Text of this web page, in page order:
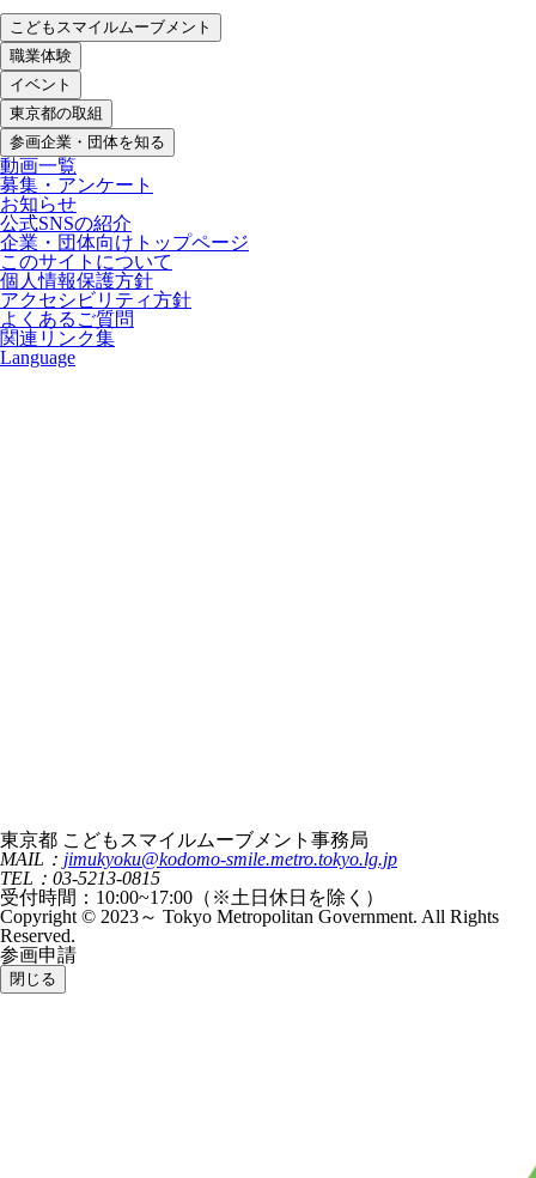
こどもスマイルムーブメント
職業体験
イベント
東京都の取組
参画企業・団体を知る
動画一覧
募集・アンケート
お知らせ
公式SNSの紹介
企業・団体向けトップページ
このサイトについて
個人情報保護方針
アクセシビリティ方針
よくあるご質問
関連リンク集
Language
東京都 こどもスマイルムーブメント事務局
MAIL： jimukyoku@kodomo-smile.metro.tokyo.lg.jp
TEL：03-5213-0815
受付時間：10:00~17:00（※土日休日を除く）
Copyright © 2023～ Tokyo Metropolitan Government. All Rights
Reserved.
参画申請
閉じる